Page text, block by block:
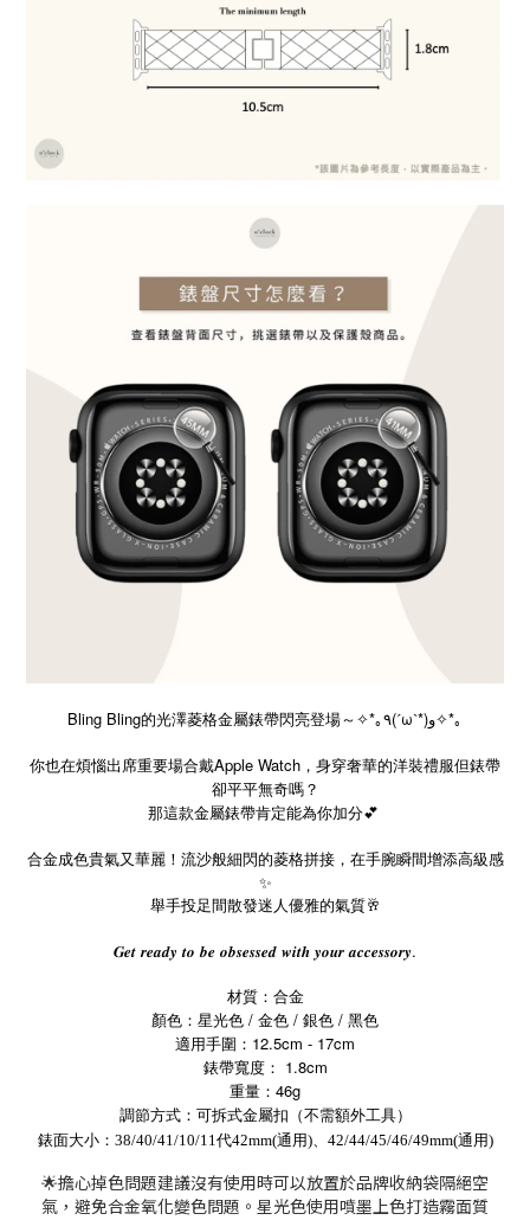
Bling Bling的光澤菱格金屬錶帶閃亮登場～ ✧ *｡٩(ˊωˋ*)و✧*｡
你也在煩惱出席重要場合戴Apple Watch，身穿奢華的洋裝禮服但錶帶
卻平平無奇嗎？
那這款金屬錶帶肯定能為你加分💕
合金成色貴氣又華麗！流沙般細閃的菱格拼接，在手腕瞬間增添高級感
✨
舉手投足間散發迷人優雅的氣質🥂
𝑮𝒆𝒕 𝒓𝒆𝒂𝒅𝒚 𝒕𝒐 𝒃𝒆 𝒐𝒃𝒔𝒆𝒔𝒔𝒆𝒅 𝒘𝒊𝒕𝒉 𝒚𝒐𝒖𝒓 𝒂𝒄𝒄𝒆𝒔𝒔𝒐𝒓𝒚.
材質：合金
顏色：星光色 / 金色 / 銀色 / 黑色
適用手圍：12.5cm - 17cm
錶帶寬度： 1.8cm
重量：46g
調節方式：可拆式金屬扣（不需額外工具）
錶面大小：38/40/41/10/11代42mm(通用)、42/44/45/46/49mm(通用)
🌟擔心掉色問題建議沒有使用時可以放置於品牌收納袋隔絕空
氣，避免合金氧化變色問題。星光色使用噴墨上色打造霧面質